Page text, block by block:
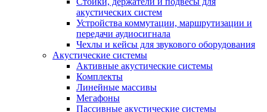
акустических систем
Устройства коммутации, маршрутизации и
передачи аудиосигнала
Чехлы и кейсы для звукового оборудования
Акустические системы
Активные акустические системы
Комплекты
Линейные массивы
Мегафоны
Пассивные акустические системы